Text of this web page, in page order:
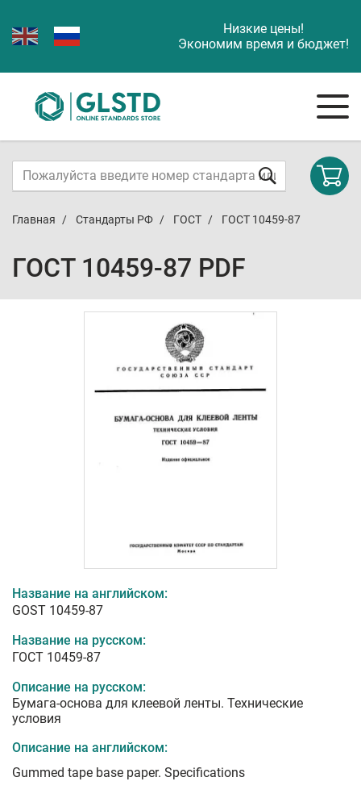
Низкие цены!
Экономим время и бюджет!
Главная Стандарты РФ ГОСТ ГОСТ 10459-87
ГОСТ 10459-87 PDF
Название на английском:
GOST 10459-87
Название на русском:
ГОСТ 10459-87
Описание на русском:
Бумага-основа для клеевой ленты. Технические
условия
Описание на английском:
Gummed tape base paper. Specifications